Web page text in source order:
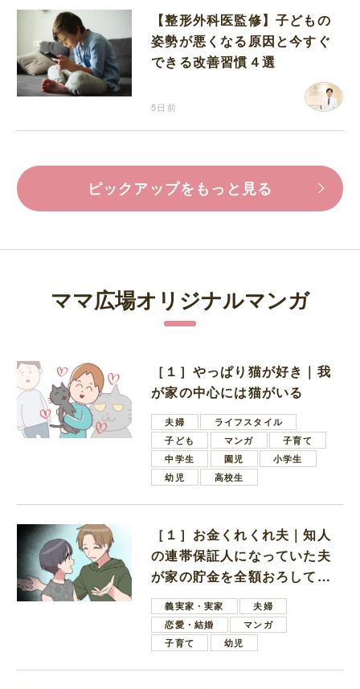
【整形外科医監修】子どもの
姿勢が悪くなる原因と今すぐ
できる改善習慣４選
5日前
ピックアップをもっと見る
ママ広場オリジナルマンガ
［１］やっぱり猫が好き｜我
が家の中心には猫がいる
夫婦
ライフスタイル
子ども
マンガ
子育て
中学生
園児
小学生
幼児
高校生
［１］お金くれくれ夫｜知人
の連帯保証人になっていた夫
が家の貯金を全額おろしてほ
しいと言ってきた
義実家・実家
夫婦
恋愛・結婚
マンガ
子育て
幼児